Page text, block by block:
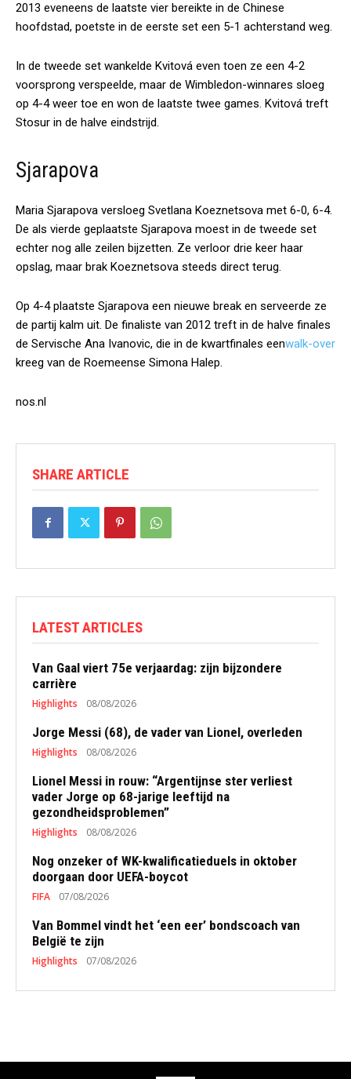
2013 eveneens de laatste vier bereikte in de Chinese
hoofdstad, poetste in de eerste set een 5-1 achterstand weg.
In de tweede set wankelde Kvitová even toen ze een 4-2
voorsprong verspeelde, maar de Wimbledon-winnares sloeg
op 4-4 weer toe en won de laatste twee games. Kvitová treft
Stosur in de halve eindstrijd.
Sjarapova
Maria Sjarapova versloeg Svetlana Koeznetsova met 6-0, 6-4.
De als vierde geplaatste Sjarapova moest in de tweede set
echter nog alle zeilen bijzetten. Ze verloor drie keer haar
opslag, maar brak Koeznetsova steeds direct terug.
Op 4-4 plaatste Sjarapova een nieuwe break en serveerde ze
de partij kalm uit. De finaliste van 2012 treft in de halve finales
de Servische Ana Ivanovic, die in de kwartfinales eenwalk-over
kreeg van de Roemeense Simona Halep.
nos.nl
SHARE ARTICLE
LATEST ARTICLES
Van Gaal viert 75e verjaardag: zijn bijzondere
carrière
Highlights 08/08/2026
Jorge Messi (68), de vader van Lionel, overleden
Highlights 08/08/2026
Lionel Messi in rouw: “Argentijnse ster verliest
vader Jorge op 68-jarige leeftijd na
gezondheidsproblemen”
Highlights 08/08/2026
Nog onzeker of WK-kwalificatieduels in oktober
doorgaan door UEFA-boycot
FIFA 07/08/2026
Van Bommel vindt het ‘een eer’ bondscoach van
België te zijn
Highlights 07/08/2026